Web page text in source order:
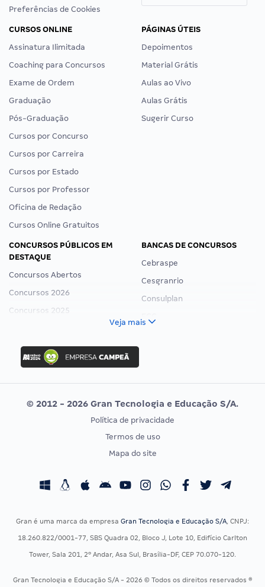
Preferências de Cookies
CURSOS ONLINE
Assinatura Ilimitada
Coaching para Concursos
Exame de Ordem
Graduação
Pós-Graduação
Cursos por Concurso
Cursos por Carreira
Cursos por Estado
Cursos por Professor
Oficina de Redação
Cursos Online Gratuitos
PÁGINAS ÚTEIS
Depoimentos
Material Grátis
Aulas ao Vivo
Aulas Grátis
Sugerir Curso
CONCURSOS PÚBLICOS EM
DESTAQUE
Concursos Abertos
Concursos 2026
Concursos 2025
Concurso Nacional Unificado
Concurso Ibama
Concurso MPU
Editais publicados
BANCAS DE CONCURSOS
Cebraspe
Cesgranrio
Consulplan
Vunesp
CONCURSOS POR PROFISSÃO
Concursos Fiscais
EXAME DE ORDEM
Calendário OAB
Veja mais
© 2012 - 2026 Gran Tecnologia e Educação S/A.
Política de privacidade
Termos de uso
Mapa do site
Gran é uma marca da empresa Gran Tecnologia e Educação S/A, CNPJ:
18.260.822/0001-77, SBS Quadra 02, Bloco J, Lote 10, Edifício Carlton
Tower, Sala 201, 2º Andar, Asa Sul, Brasília-DF, CEP 70.070-120.
Gran Tecnologia e Educação S/A - 2026 © Todos os direitos reservados ®